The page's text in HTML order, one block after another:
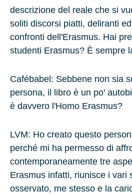
descrizione del reale che si
soliti discorsi piatti, deliranti
confronti dell'Erasmus. Hai
studenti Erasmus? È sempre
Cafébabel: Sebbene non sia
persona, il libro è un po'
è davvero l'Homo Erasmus?
LVM: Ho creato questo
perché mi ha permesso di
contemporaneamente tre
Erasmus infatti, riunisce i vari
osservato, me stesso e la